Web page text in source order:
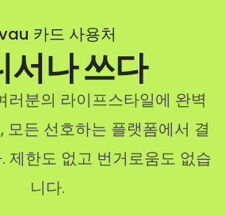
카드 사용처
서나 쓰다
분의 라이프스타일에 완벽
모든 선호하는 플랫폼에서 결
제한도 없고 번거로움도 없습
니다.